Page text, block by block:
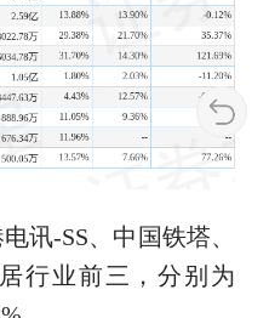
讯-SS、中国铁塔、
行业前三，分别为